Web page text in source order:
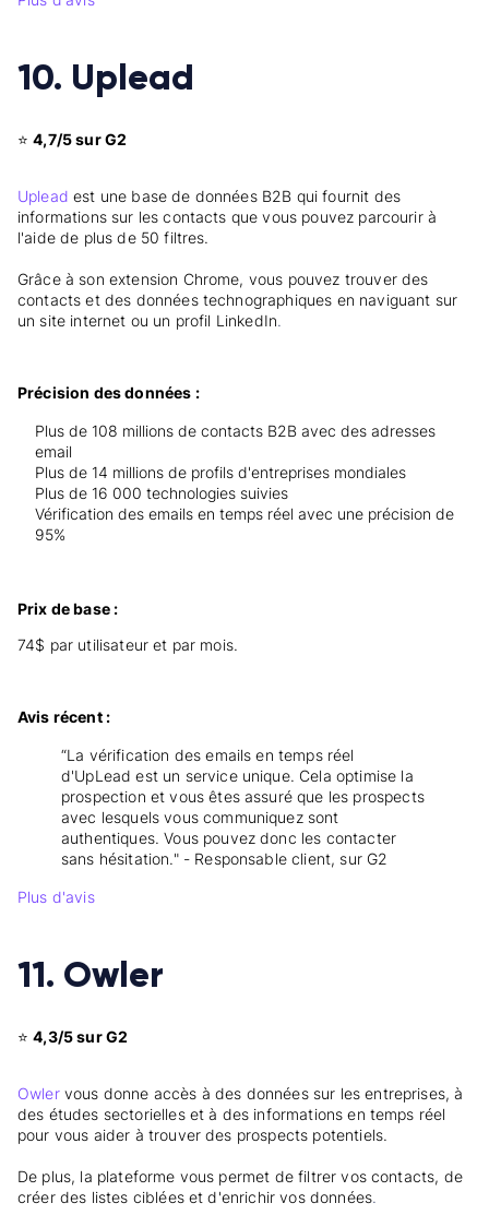
10. Uplead
⭐4,7/5 sur G2
Uplead est une base de données B2B qui fournit des
informations sur les contacts que vous pouvez parcourir à
l'aide de plus de 50 filtres.
Grâce à son extension Chrome, vous pouvez trouver des
contacts et des données technographiques en naviguant sur
un site internet ou un profil LinkedIn.
Précision des données :
Plus de 108 millions de contacts B2B avec des adresses
email
Plus de 14 millions de profils d'entreprises mondiales
Plus de 16 000 technologies suivies
Vérification des emails en temps réel avec une précision de
95%
Prix de base :
74$ par utilisateur et par mois.
Avis récent :
“La vérification des emails en temps réel
d'UpLead est un service unique. Cela optimise la
prospection et vous êtes assuré que les prospects
avec lesquels vous communiquez sont
authentiques. Vous pouvez donc les contacter
sans hésitation." - Responsable client, sur G2
Plus d'avis
11. Owler
⭐4,3/5 sur G2
Owlervous donne accès à des données sur les entreprises, à
des études sectorielles et à des informations en temps réel
pour vous aider à trouver des prospects potentiels.
De plus, la plateforme vous permet de filtrer vos contacts, de
créer des listes ciblées et d'enrichir vos données.